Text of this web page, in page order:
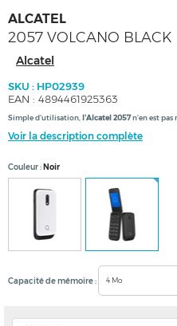
ALCATEL
2057 VOLCANO BLACK
Alcatel
SKU : HP02939
EAN : 4894461925363
Simple d'utilisation, l'Alcatel 2057n'en est
Voir la description complète
Couleur Noir
Capacité de mémoire 4 Mo